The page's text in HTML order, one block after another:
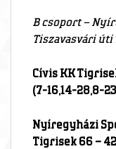
B csoport –
Tiszavasvári úti
Cívis KK
(7-16,14-28,8-
Nyíregyházi
Tigrisek 66 –